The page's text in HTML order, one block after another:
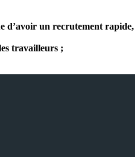
d’avoir un recrutement rapide,
travailleurs ;